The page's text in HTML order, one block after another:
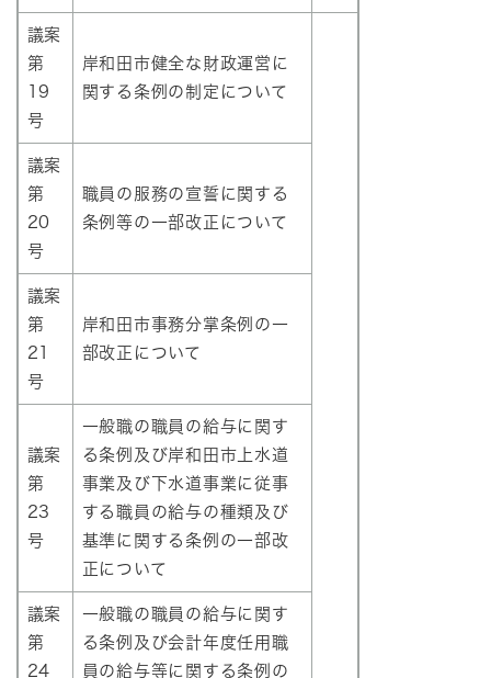
議案
第
19
号
岸和田市健全な財政運営に
関する条例の制定について
議案
第
20
号
職員の服務の宣誓に関する
条例等の一部改正について
議案
第
21
号
岸和田市事務分掌条例の一
部改正について
議案
第
23
号
一般職の職員の給与に関す
る条例及び岸和田市上水道
事業及び下水道事業に従事
する職員の給与の種類及び
基準に関する条例の一部改
正について
議案
第
24
一般職の職員の給与に関す
る条例及び会計年度任用職
員の給与等に関する条例の